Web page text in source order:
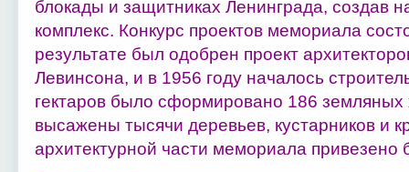
блокады и защитниках Ленинграда, создав
комплекс. Конкурс проектов мемориала
результате был одобрен проект
Левинсона, и в 1956 году началось
гектаров было сформировано 186 земляных
высажены тысячи деревьев, кустарников и
архитектурной части мемориала привезено